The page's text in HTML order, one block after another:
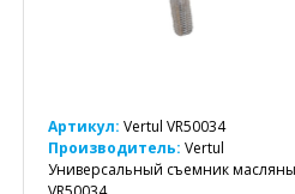
Артикул: Vertul VR50034
Производитель: Vertul
Универсальный съемник